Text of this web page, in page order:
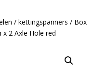
/ kettingspanners / Box
x 2 Axle Hole red